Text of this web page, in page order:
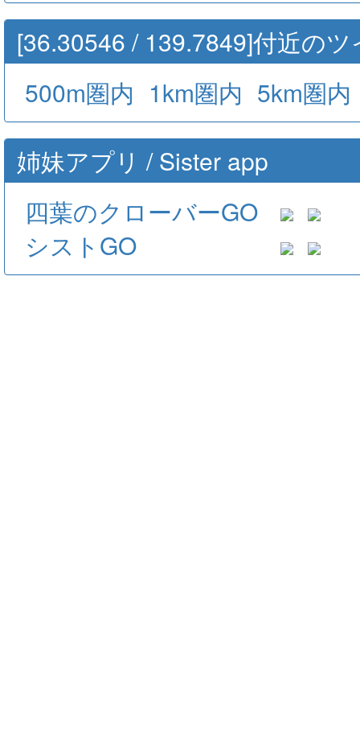
[36.30546 / 139.7849]付近の
500m圏内 1km圏内 5km圏内
姉妹アプリ / Sister app
四葉のクローバーGO
シストGO